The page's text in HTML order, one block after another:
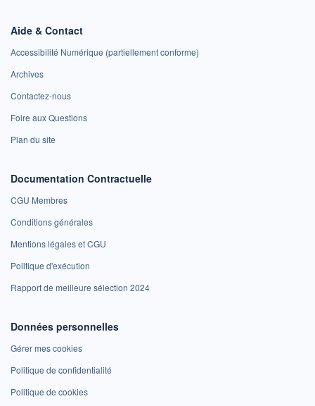
Aide & Contact
Accessibilité Numérique (partiellement conforme)
Archives
Contactez-nous
Foire aux Questions
Plan du site
Documentation Contractuelle
CGU Membres
Conditions générales
Mentions légales et CGU
Politique d'exécution
Rapport de meilleure sélection 2024
Données personnelles
Gérer mes cookies
Politique de confidentialité
Politique de cookies